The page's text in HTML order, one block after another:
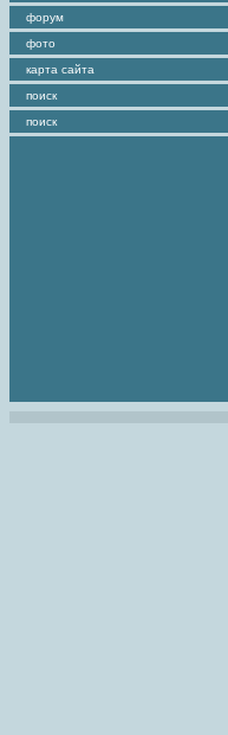
форум
фото
карта сайта
поиск
поиск